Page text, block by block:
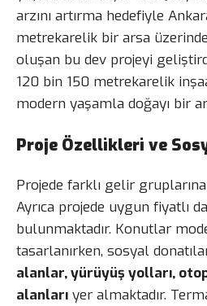
arzını artırma hedefiyle
metrekarelik bir arsa
oluşan bu dev projeyi
120 bin 150 metrekarelik
modern yaşamla doğayı bir
Proje Özellikleri ve
Projede farklı gelir
Ayrıca projede uygun fiyatlı
bulunmaktadır. Konutlar
tasarlanırken, sosyal
alanlar, yürüyüş yolları,
alanları yer almaktadır.